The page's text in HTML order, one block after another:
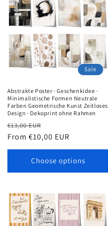
Sale
Abstrakte Poster · Geschenkidee ·
Minimalistische Formen Neutrale
Farben Geometrische Kunst Zeitloses
Design · Dekoprint ohne Rahmen
Regular
price
€13,00 EUR
price
From €10,00 EUR
Choose options